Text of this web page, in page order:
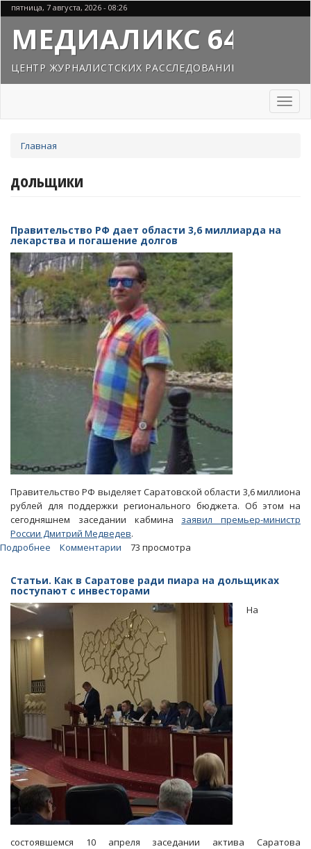
Перейти
к
основному
содержанию
пятница, 7 августа, 2026 - 08:26
МЕДИАЛИКС 64
ЦЕНТР ЖУРНАЛИСТСКИХ РАССЛЕДОВАНИЙ
Toggle
здесь
Главная
дольщики
Правительство РФ дает области 3,6 миллиарда на
лекарства и погашение долгов
Правительство РФ выделяет Саратовской области 3,6 миллиона
рублей для поддержки регионального бюджета. Об этом на
сегодняшнем заседании кабмина заявил премьер-министр
России Дмитрий Медведев.
Подробнее
РФ
дает
области
миллиарда
лекарства
погашение
долгов
Комментарии 73 просмотра
Статьи. Как в Саратове ради пиара на дольщиках
поступают с инвесторами
На
состоявшемся 10 апреля заседании актива Саратова